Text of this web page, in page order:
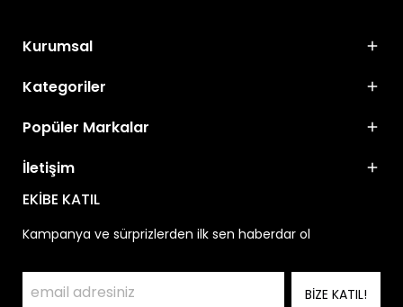
Kurumsal
Kategoriler
Popüler Markalar
İletişim
EKİBE KATIL
Kampanya ve sürprizlerden ilk sen haberdar ol
BİZE KATIL!